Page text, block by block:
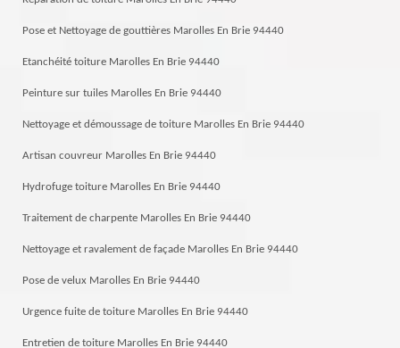
Pose et Nettoyage de gouttières Marolles En Brie 94440
Etanchéité toiture Marolles En Brie 94440
Peinture sur tuiles Marolles En Brie 94440
Nettoyage et démoussage de toiture Marolles En Brie 94440
Artisan couvreur Marolles En Brie 94440
Hydrofuge toiture Marolles En Brie 94440
Traitement de charpente Marolles En Brie 94440
Nettoyage et ravalement de façade Marolles En Brie 94440
Pose de velux Marolles En Brie 94440
Urgence fuite de toiture Marolles En Brie 94440
Entretien de toiture Marolles En Brie 94440